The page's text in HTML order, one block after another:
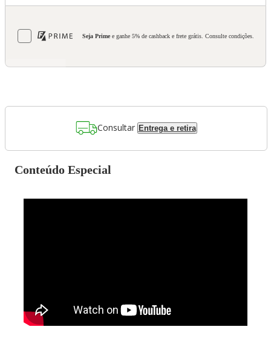
Seja Prime e ganhe 5% de cashback e frete grátis. Consulte condições.
Consultar Entrega e retira
Conteúdo Especial